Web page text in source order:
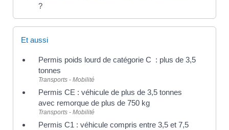
?
Et aussi
Permis poids lourd de catégorie C : plus de 3,5
tonnes
Transports - Mobilité
Permis CE : véhicule de plus de 3,5 tonnes
avec remorque de plus de 750 kg
Transports - Mobilité
Permis C1 : véhicule compris entre 3,5 et 7,5